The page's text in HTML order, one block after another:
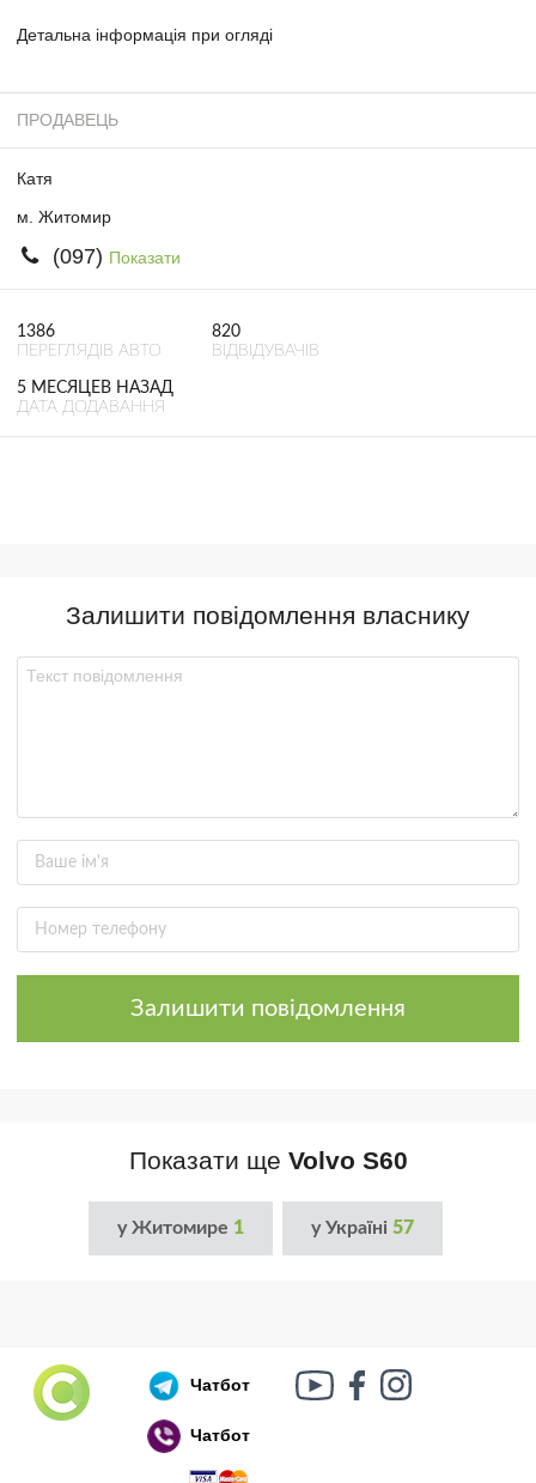
Російський воєнний корабель, іди нах..й!
Детальна інформація при огляді
ПРОДАВЕЦЬ
Катя
м. Житомир
(097) Показати
1386
ПЕРЕГЛЯДІВ АВТО
820
ВІДВІДУВАЧІВ
5 МЕСЯЦЕВ НАЗАД
ДАТА ДОДАВАННЯ
Залишити повідомлення власнику
Залишити повідомлення
Показати ще Volvo S60
у Житомире 1 у Україні 57
Чатбот
Чатбот